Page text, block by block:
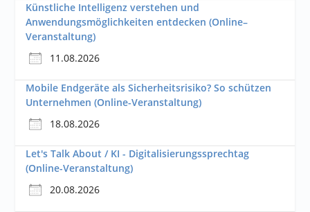
Künstliche Intelligenz verstehen und
Anwendungsmöglichkeiten entdecken (Online–
Veranstaltung)
11.08.2026
Mobile Endgeräte als Sicherheitsrisiko? So schützen
Unternehmen (Online-Veranstaltung)
18.08.2026
Let's Talk About / KI - Digitalisierungssprechtag
(Online-Veranstaltung)
20.08.2026